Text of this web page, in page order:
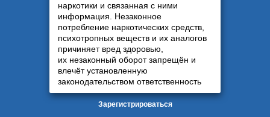
наркотики и связанная с ними
информация. Незаконное
потребление наркотических средств,
психотропных веществ и их аналогов
причиняет вред здоровью,
их незаконный оборот запрещён и
влечёт установленную
законодательством ответственность
Зарегистрироваться